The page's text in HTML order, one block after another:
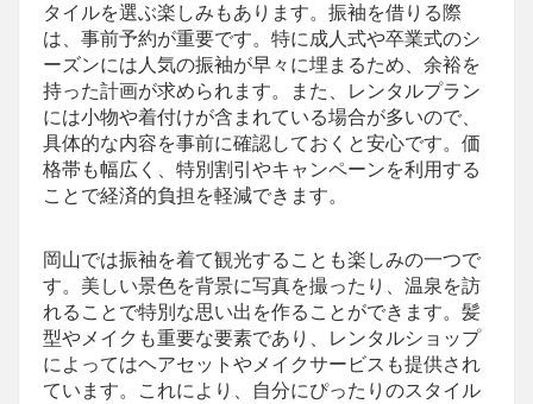
タイルを選ぶ楽しみもあります。振袖を借りる際
は、事前予約が重要です。特に成人式や卒業式のシ
ーズンには人気の振袖が早々に埋まるため、余裕を
持った計画が求められます。また、レンタルプラン
には小物や着付けが含まれている場合が多いので、
具体的な内容を事前に確認しておくと安心です。価
格帯も幅広く、特別割引やキャンペーンを利用する
ことで経済的負担を軽減できます。
岡山では振袖を着て観光することも楽しみの一つで
す。美しい景色を背景に写真を撮ったり、温泉を訪
れることで特別な思い出を作ることができます。髪
型やメイクも重要な要素であり、レンタルショップ
によってはヘアセットやメイクサービスも提供され
ています。これにより、自分にぴったりのスタイル